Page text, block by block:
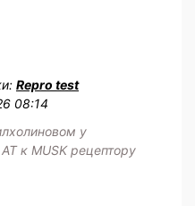
Repro test
08:14
у
к MUSK рецептору